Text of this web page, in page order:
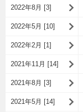
2022年8月 [3]
2022年5月 [10]
2022年2月 [1]
2021年11月 [14]
2021年8月 [3]
2021年5月 [14]